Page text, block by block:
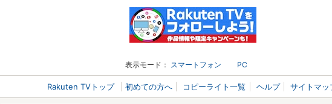
表示モード： スマートフォン PC
Rakuten TVトップ 初めての方へ コピーライト一覧 ヘルプ サイトマッ